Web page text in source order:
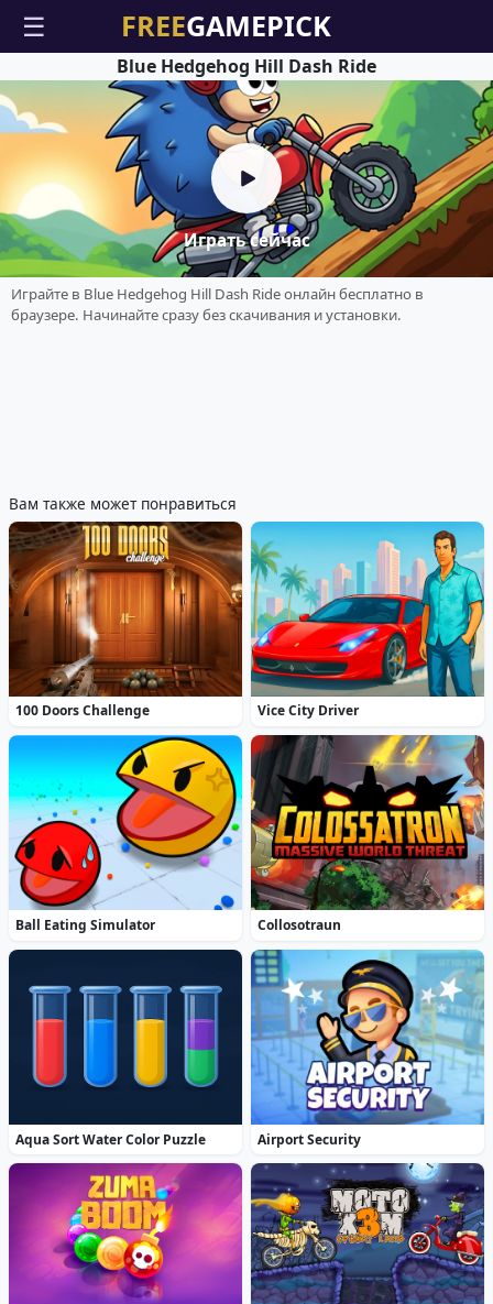
☰
Играть сейчас
Blue Hedgehog Hill Dash Ride
Играйте в Blue Hedgehog Hill Dash Ride онлайн бесплатно в
браузере. Начинайте сразу без скачивания и установки.
Вам также может понравиться
100 Doors Challenge Vice City Driver
Ball Eating Simulator Collosotraun
Aqua Sort Water Color Puzzle Airport Security